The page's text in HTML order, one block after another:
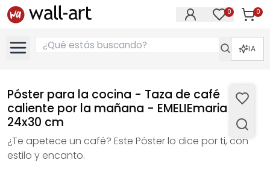
0 0
IA
Póster para la cocina - Taza de café
caliente por la mañana - EMELIEmaria -
24x30 cm
¿Te apetece un café? Este Póster lo dice por ti, con
estilo y encanto.